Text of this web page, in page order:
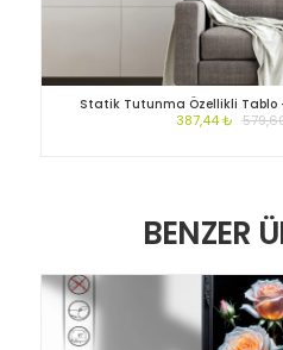
Statik Tutunma Özellikli Tablo
387,44 ₺
BENZER